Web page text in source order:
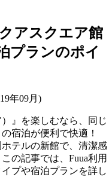
アスクエア館
プランのポイ
年09月)
』を楽しむなら、同じ
宿泊が便利で快適！
テルの新館で、清潔感
の記事では、Fuua利用
プや宿泊プランを詳し